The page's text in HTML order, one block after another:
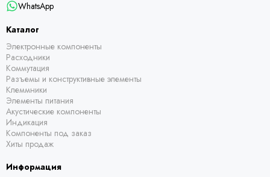
WhatsApp
Каталог
Электронные компоненты
Расходники
Коммутация
Разъемы и конструктивные элементы
Клеммники
Элементы питания
Акустические компоненты
Индикация
Компоненты под заказ
Хиты продаж
Информация